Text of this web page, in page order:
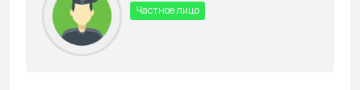
Частное лицо